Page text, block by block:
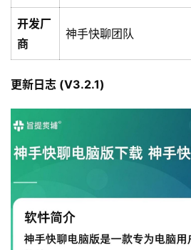
开发厂
商
神手快聊团队
更新日志 (V3.2.1)